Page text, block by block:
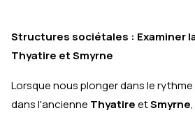
Structures sociétales : Examiner
Thyatire et Smyrne
Lorsque nous plonger dans le
dans l'ancienne ThyatireetSmyrne